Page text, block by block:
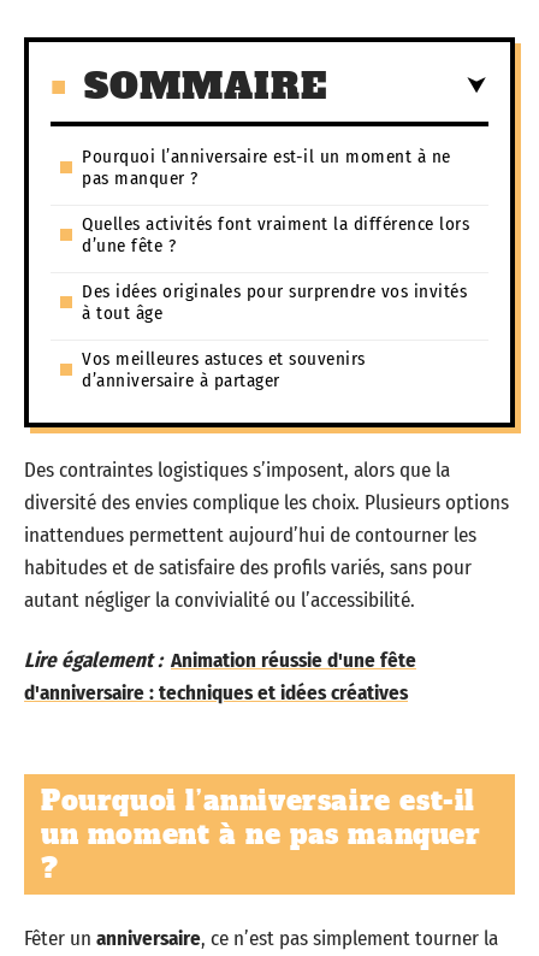
SOMMAIRE
Pourquoi l’anniversaire est-il un moment à ne
pas manquer ?
Quelles activités font vraiment la différence lors
d’une fête ?
Des idées originales pour surprendre vos invités
à tout âge
Vos meilleures astuces et souvenirs
d’anniversaire à partager
Des contraintes logistiques s’imposent, alors que la
diversité des envies complique les choix. Plusieurs options
inattendues permettent aujourd’hui de contourner les
habitudes et de satisfaire des profils variés, sans pour
autant négliger la convivialité ou l’accessibilité.
Lire également : Animation réussie d'une fête
d'anniversaire : techniques et idées créatives
Pourquoi l’anniversaire est-il
un moment à ne pas manquer
?
Fêter un anniversaire, ce n’est pas simplement tourner la